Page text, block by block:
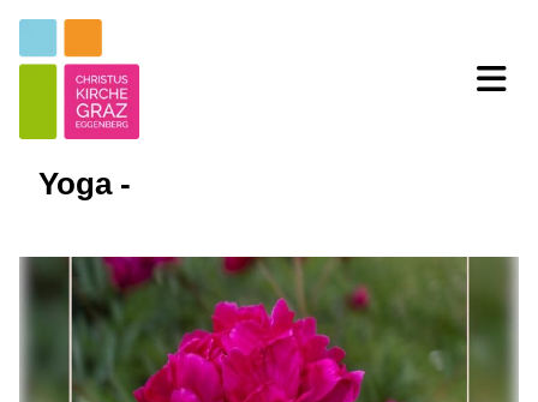
Yoga -